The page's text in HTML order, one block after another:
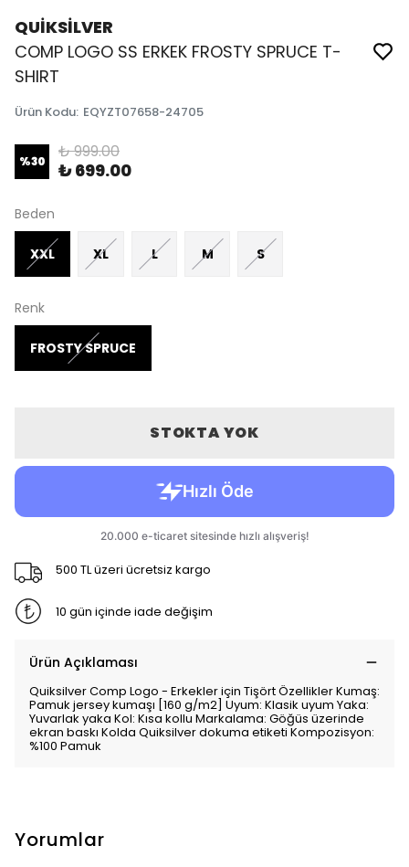
QUİKSİLVER
COMP LOGO SS ERKEK FROSTY SPRUCE T-
SHIRT
Ürün Kodu: EQYZT07658-24705
%30 ₺ 999.00
₺ 699.00
Beden
XXL XL L M S
Renk
FROSTY SPRUCE
STOKTA YOK
500 TL üzeri ücretsiz kargo
10 gün içinde iade değişim
Ürün Açıklaması
Quiksilver Comp Logo - Erkekler için Tişört Özellikler Kumaş:
Pamuk jersey kumaşı [160 g/m2] Uyum: Klasik uyum Yaka:
Yuvarlak yaka Kol: Kısa kollu Markalama: Göğüs üzerinde
ekran baskı Kolda Quiksilver dokuma etiketi Kompozisyon:
%100 Pamuk
Yorumlar